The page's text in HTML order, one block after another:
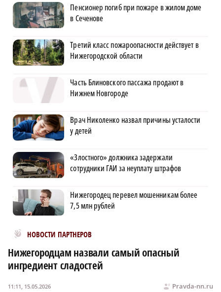
Пенсионер погиб при пожаре в жилом доме
в Сеченове
Третий класс пожароопасности действует в
Нижегородской области
Часть Блиновского пассажа продают в
Нижнем Новгороде
Врач Николенко назвал причины усталости
у детей
«Злостного» должника задержали
сотрудники ГАИ за неуплату штрафов
Нижегородец перевел мошенникам более
7,5 млн рублей
НОВОСТИ ПАРТНЕРОВ
Новости МирТесен
Нижегородцам назвали самый опасный
ингредиент сладостей
Pravda-nn.ru
11:11, 15.05.2026